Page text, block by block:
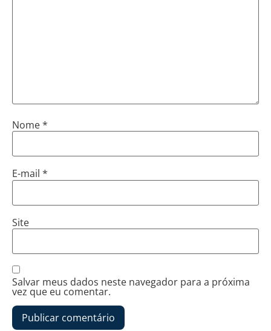
Nome*
E-mail *
Site
Salvar meus dados neste navegador para a próxima
vez que eu comentar.